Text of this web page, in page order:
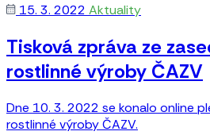
15. 3. 2022 Aktuality
Tisková zpráva ze
rostlinné výroby ČAZV
Dne 10. 3. 2022 se konalo online
rostlinné výroby ČAZV.